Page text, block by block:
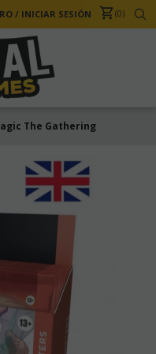
/ INICIAR SESIÓN 0
The Gathering